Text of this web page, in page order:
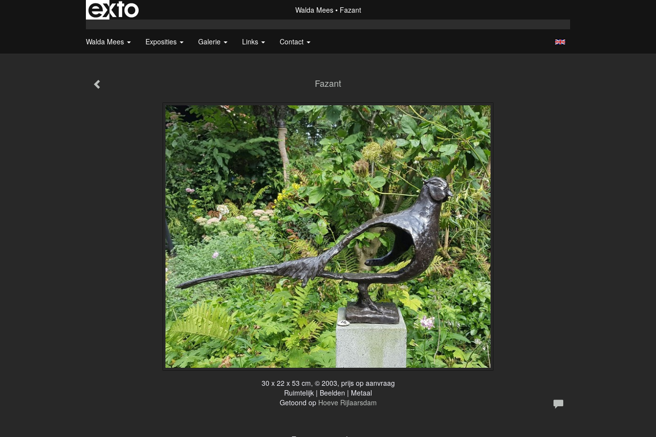
Walda Mees Fazant
Walda Mees Exposities Galerie Links Contact
Fazant
30 x 22 x 53 cm, © 2003, prijs op aanvraag
Ruimtelijk | Beelden | Metaal
Getoond op Hoeve Rijlaarsdam